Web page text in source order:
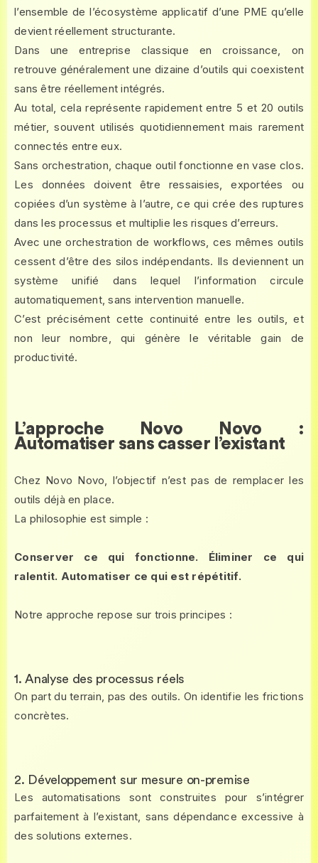
l’ensemble de l’écosystème applicatif d’une PME qu’elle
devient réellement structurante.
Dans une entreprise classique en croissance, on
retrouve généralement une dizaine d’outils qui coexistent
sans être réellement intégrés.
Au total, cela représente rapidement entre 5 et 20 outils
métier, souvent utilisés quotidiennement mais rarement
connectés entre eux.
Sans orchestration, chaque outil fonctionne en vase clos.
Les données doivent être ressaisies, exportées ou
copiées d’un système à l’autre, ce qui crée des ruptures
dans les processus et multiplie les risques d’erreurs.
Avec une orchestration de workflows, ces mêmes outils
cessent d’être des silos indépendants. Ils deviennent un
système unifié dans lequel l’information circule
automatiquement, sans intervention manuelle.
C’est précisément cette continuité entre les outils, et
non leur nombre, qui génère le véritable gain de
productivité.
L’approche Novo Novo :
Automatiser sans casser l’existant
Chez Novo Novo, l’objectif n’est pas de remplacer les
outils déjà en place.
La philosophie est simple :
Conserver ce qui fonctionne. Éliminer ce qui
ralentit. Automatiser ce qui est répétitif.
Notre approche repose sur trois principes :
1. Analyse des processus réels
On part du terrain, pas des outils. On identifie les frictions
concrètes.
2. Développement sur mesure on-premise
Les automatisations sont construites pour s’intégrer
parfaitement à l’existant, sans dépendance excessive à
des solutions externes.